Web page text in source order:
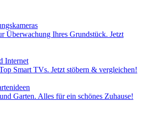
Überwachung Ihres Grundstück. Jetzt
Internet
Smart TVs. Jetzt stöbern & vergleichen!
Garten. Alles für ein schönes Zuhause!